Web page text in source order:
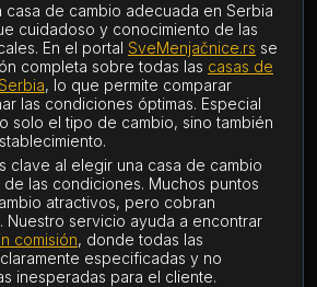
casa de cambio adecuada en Serbia
cuidadoso y conocimiento de las
En el portal SveMenjačnice.rs se
completa sobre todas las casas de
, lo que permite comparar
las condiciones óptimas. Especial
solo el tipo de cambio, sino también
clave al elegir una casa de cambio
las condiciones. Muchos puntos
atractivos, pero cobran
Nuestro servicio ayuda a encontrar
comisión, donde todas las
especificadas y no
inesperadas para el cliente.